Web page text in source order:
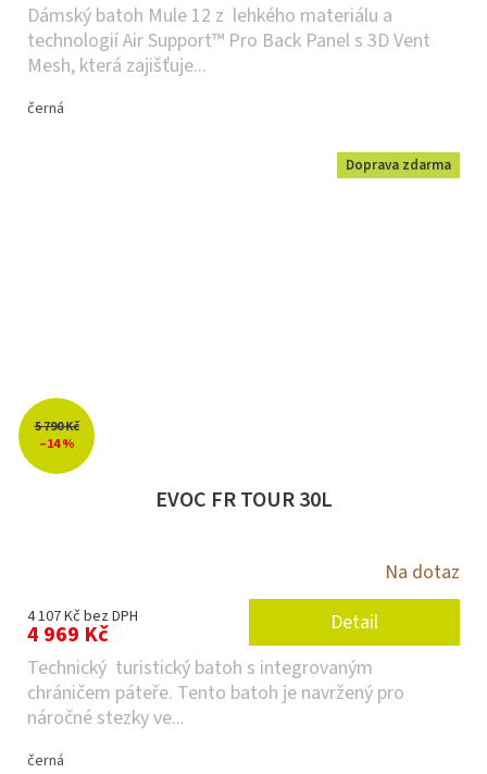
Dámský batoh Mule 12 z lehkého materiálu a
technologií Air Support™ Pro Back Panel s 3D Vent
Mesh, která zajišťuje...
černá
Doprava zdarma
5 790 Kč
–14 %
EVOC FR TOUR 30L
Na dotaz
4 107 Kč bez DPH
4 969 Kč
Detail
Technický turistický batoh s integrovaným
chráničem páteře. Tento batoh je navržený pro
náročné stezky ve...
černá